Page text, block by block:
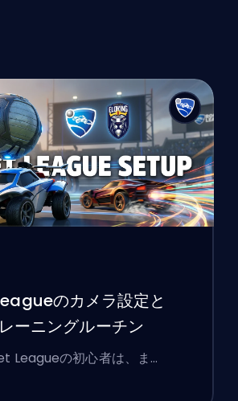
のカメラ設定と
ーニングルーチン
Leagueの初心者は、ま…